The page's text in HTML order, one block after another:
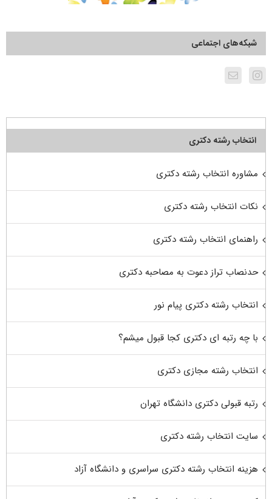
شبکه‌های اجتماعی
انتخاب رشته دکتری
مشاوره انتخاب رشته دکتری
نکات انتخاب رشته دکتری
راهنمای انتخاب رشته دکتری
حدنصاب تراز دعوت به مصاحبه دکتری
انتخاب رشته دکتری پیام نور
با چه رتبه ای دکتری کجا قبول میشم؟
انتخاب رشته مجازی دکتری
رتبه قبولی دکتری دانشگاه تهران
سایت انتخاب رشته دکتری
هزینه انتخاب رشته دکتری سراسری و دانشگاه آزاد